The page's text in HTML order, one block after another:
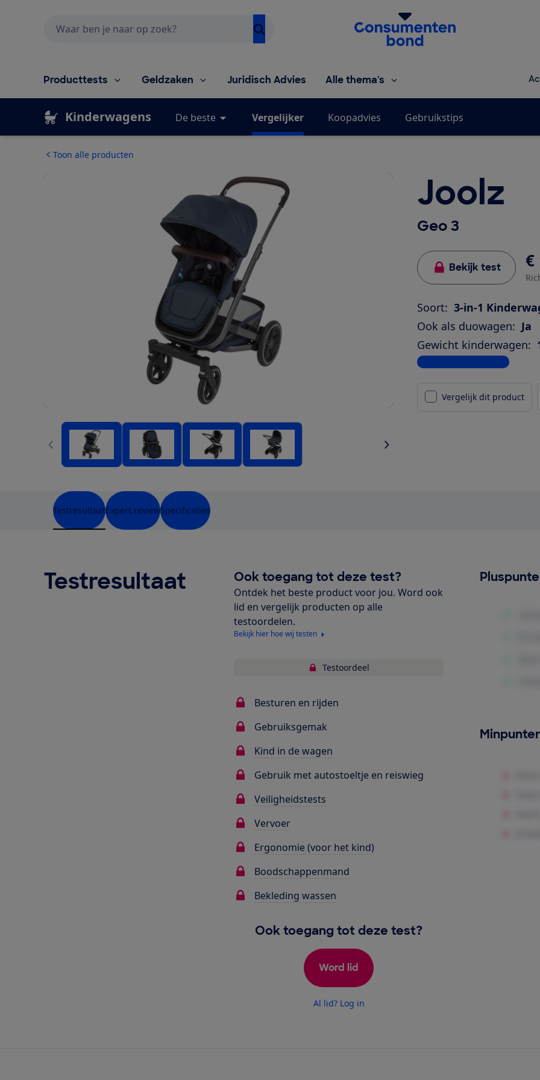
Homepage van de Consumentenbond
Producttests Geldzaken Juridisch Advies Alle thema's
Kinderwagens De beste Vergelijker Koopadvies Gebruikstips
Toon alle producten
Joolz
Geo 3
Bekijk test €
Soort: 3-in-1
Ook als duowagen: Ja
Gewicht kinderwagen:
Bekijk alle specificaties
Vergelijk dit product
TestresultaatExpert reviewSpecificaties
Testresultaat Ook toegang tot deze test?
Ontdek het beste product voor jou. Word ook
lid en vergelijk producten op alle
testoordelen.
Bekijk hier hoe wij testen
Testoordeel
Besturen en rijden
Gebruiksgemak
Kind in de wagen
Gebruik met autostoeltje en reiswieg
Veiligheidstests
Vervoer
Ergonomie (voor het kind)
Boodschappenmand
Bekleding wassen
Ook toegang tot deze test?
Word lid
Al lid? Log in